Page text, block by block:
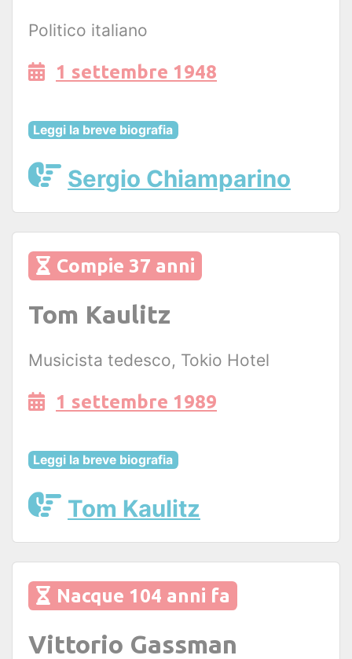
Politico italiano
1 settembre 1948
Leggi la breve biografia
Sergio Chiamparino
Compie 37 anni
Tom Kaulitz
Musicista tedesco, Tokio Hotel
1 settembre 1989
Leggi la breve biografia
Tom Kaulitz
Nacque 104 anni fa
Vittorio Gassman